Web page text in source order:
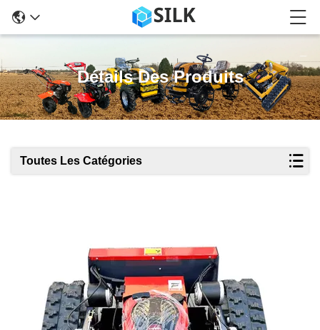
Détails Des Produits
Toutes Les Catégories